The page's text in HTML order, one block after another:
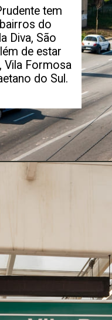
tem
do
Diva, São
de estar
Vila Formosa
do Sul.